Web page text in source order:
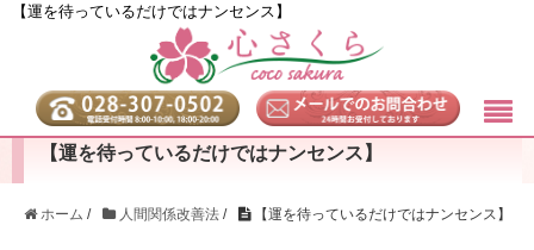
【運を待っているだけではナンセンス】
【運を待っているだけではナンセンス】
ホーム / 人間関係改善法 / 【運を待っているだけではナンセンス】